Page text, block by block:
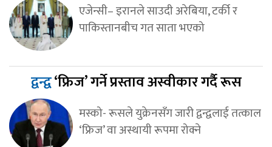
एजेन्सी– इरानले साउदी अरेबिया, टर्की र
पाकिस्तानबीच गत साता भएको
द्वन्द्व‘फ्रिज’ गर्ने प्रस्ताव अस्वीकार गर्दै रूस
मस्को- रूसले युक्रेनसँग जारी द्वन्द्वलाई तत्काल
‘फ्रिज’ वा अस्थायी रूपमा रोक्ने